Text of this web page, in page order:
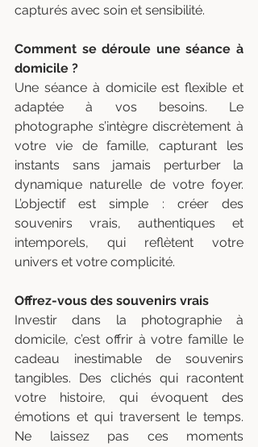
capturés avec soin et sensibilité.
Comment se déroule une séance à
domicile ?
Une séance à domicile est flexible et
adaptée à vos besoins. Le
photographe s’intègre discrètement à
votre vie de famille, capturant les
instants sans jamais perturber la
dynamique naturelle de votre foyer.
L’objectif est simple : créer des
souvenirs vrais, authentiques et
intemporels, qui reflètent votre
univers et votre complicité.
Offrez-vous des souvenirs vrais
Investir dans la photographie à
domicile, c’est offrir à votre famille le
cadeau inestimable de souvenirs
tangibles. Des clichés qui racontent
votre histoire, qui évoquent des
émotions et qui traversent le temps.
Ne laissez pas ces moments